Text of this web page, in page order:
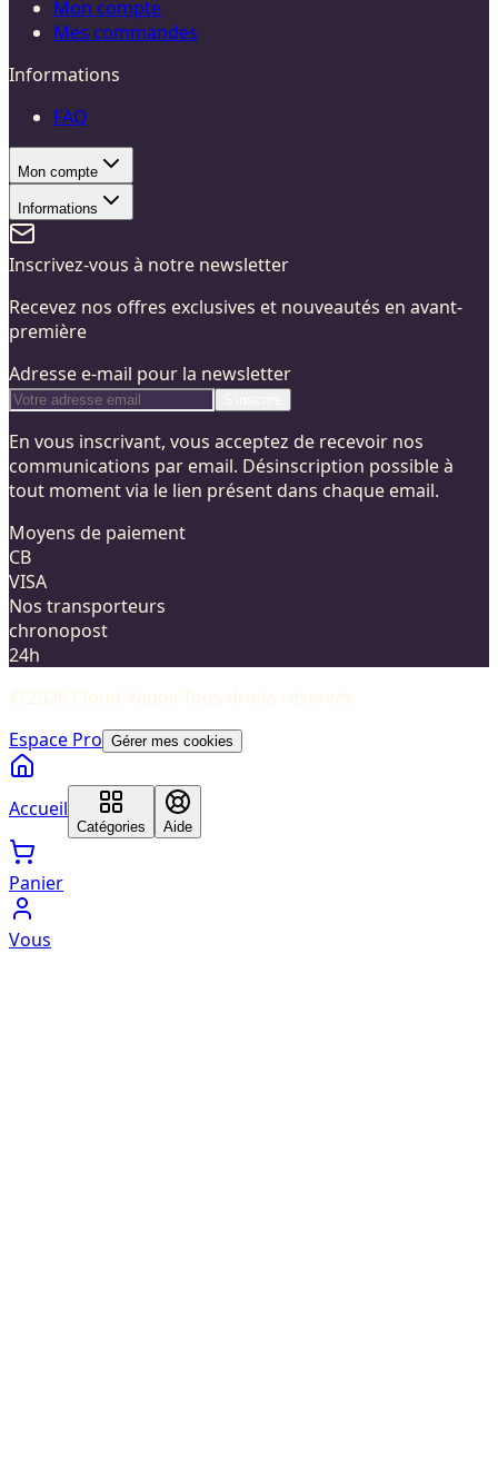
Mon compte
Mes commandes
Informations
FAQ
Mon compte
Informations
Inscrivez-vous à notre newsletter
Recevez nos offres exclusives et nouveautés en avant-
première
Adresse e-mail pour la newsletter
En vous inscrivant, vous acceptez de recevoir nos
communications par email. Désinscription possible à
tout moment via le lien présent dans chaque email.
Moyens de paiement
CB
VISA
Nos transporteurs
chronopost
24h
© 2026 Cloud Vapor. Tous droits réservés.
Espace Pro Gérer mes cookies
Accueil
Catégories Aide
Panier
Vous